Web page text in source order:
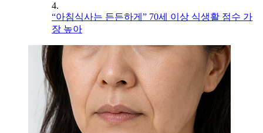
4.
“아침식사는 든든하게” 70세 이상 식생활 점수 가
장 높아